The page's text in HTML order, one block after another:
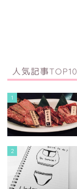
人気記事TOP10
1
2